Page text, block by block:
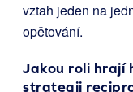
vztah jeden na
opětování.
Jakou roli hrají
strategii